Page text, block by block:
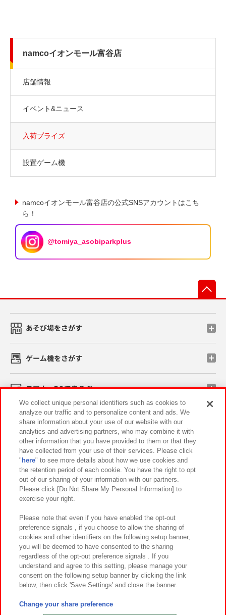
namcoイオンモール富谷店
店舗情報
イベント&ニュース
入荷プライズ
設置ゲーム機
namcoイオンモール富谷店の公式SNSアカウントはこち
ら！
@tomiya_asobiparkplus
あそび場をさがす
ゲーム機をさがす
スマホ・PCであそぶ
イベント・キャンペーン
関連会社 サステナビリティ サイトポリシー
プライバシーポリシー ウェブアクセシビリティ方針と検証結果
お取引先さまとともに
カスタマーハラスメント対応方針 よくあるご質問・お問い合わせ
©Bandai Namco Amusement Inc.
©Bandai Namco Amusement Lab Inc.
We collect unique personal identifiers such as cookies to
analyze our traffic and to personalize content and ads. We
share information about your use of our website with our
analytics and advertising partners, who may combine it with
other information that you have provided to them or that they
have collected from your use of their services. Please click
" here" to see more details about how we use cookies and
the retention period of each cookie. You have the right to opt
out of our sharing of your information with our partners.
Please click [Do Not Share My Personal Information] to
exercise your right.
Please note that even if you have enabled the opt-out
preference signals , if you choose to allow the sharing of
cookies and other identifiers on the following setup banner,
you will be deemed to have consented to the sharing
regardless of the opt-out preference signals . If you
understand and agree to this setting, please manage your
consent on the following setup banner by clicking the link
below, then click 'Save Settings' and close the banner.
Change your share preference